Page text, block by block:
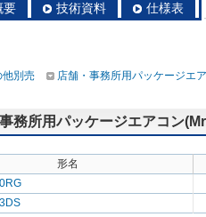
要 技術資料 仕様表
他別売
店舗・事務所用パッケージエ
務所用パッケージエアコン
形名